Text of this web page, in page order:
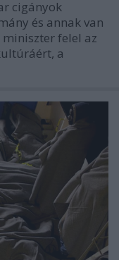
cigányok
és annak van
miniszter felel az
a